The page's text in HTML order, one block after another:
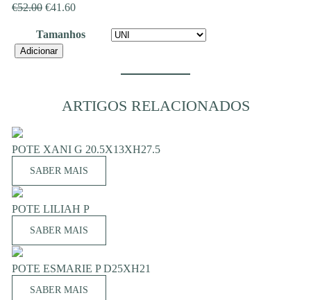
€52.00 O
original
era:
€41.60O
atual
Tamanhos
Quantidade
Adicionar
ARTIGOS RELACIONADOS
POTE XANI G 20.5X13XH27.5
SABER MAIS
POTE LILIAH P
SABER MAIS
POTE ESMARIE P D25XH21
SABER MAIS